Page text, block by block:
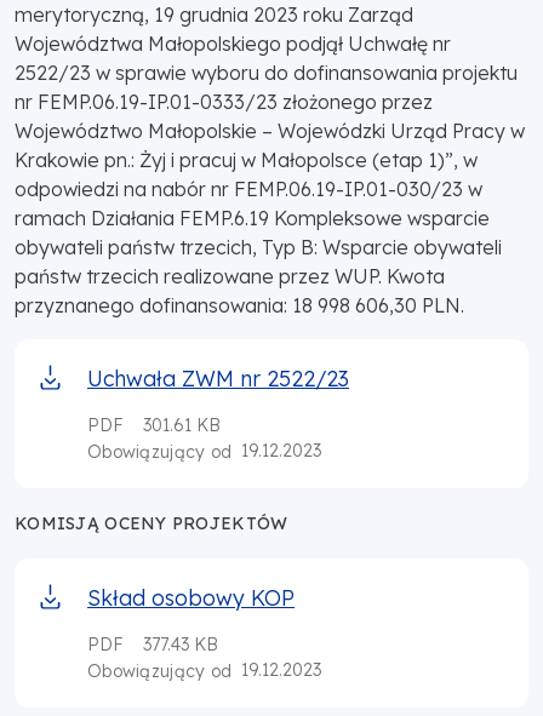
merytoryczną, 19 grudnia 2023 roku Zarząd
Województwa Małopolskiego podjął Uchwałę nr
2522/23 w sprawie wyboru do dofinansowania projektu
nr FEMP.06.19-IP.01-0333/23 złożonego przez
Województwo Małopolskie – Wojewódzki Urząd Pracy w
Krakowie pn.: Żyj i pracuj w Małopolsce (etap 1)”, w
odpowiedzi na nabór nr FEMP.06.19-IP.01-030/23 w
ramach Działania FEMP.6.19 Kompleksowe wsparcie
obywateli państw trzecich, Typ B: Wsparcie obywateli
państw trzecich realizowane przez WUP. Kwota
przyznanego dofinansowania: 18 998 606,30 PLN.
Uchwała ZWM nr 2522/23
PDF
301.61 KB
Obowiązujący od 19.12.2023
KOMISJĄ OCENY PROJEKTÓW
Skład osobowy KOP
PDF
377.43 KB
Obowiązujący od 19.12.2023